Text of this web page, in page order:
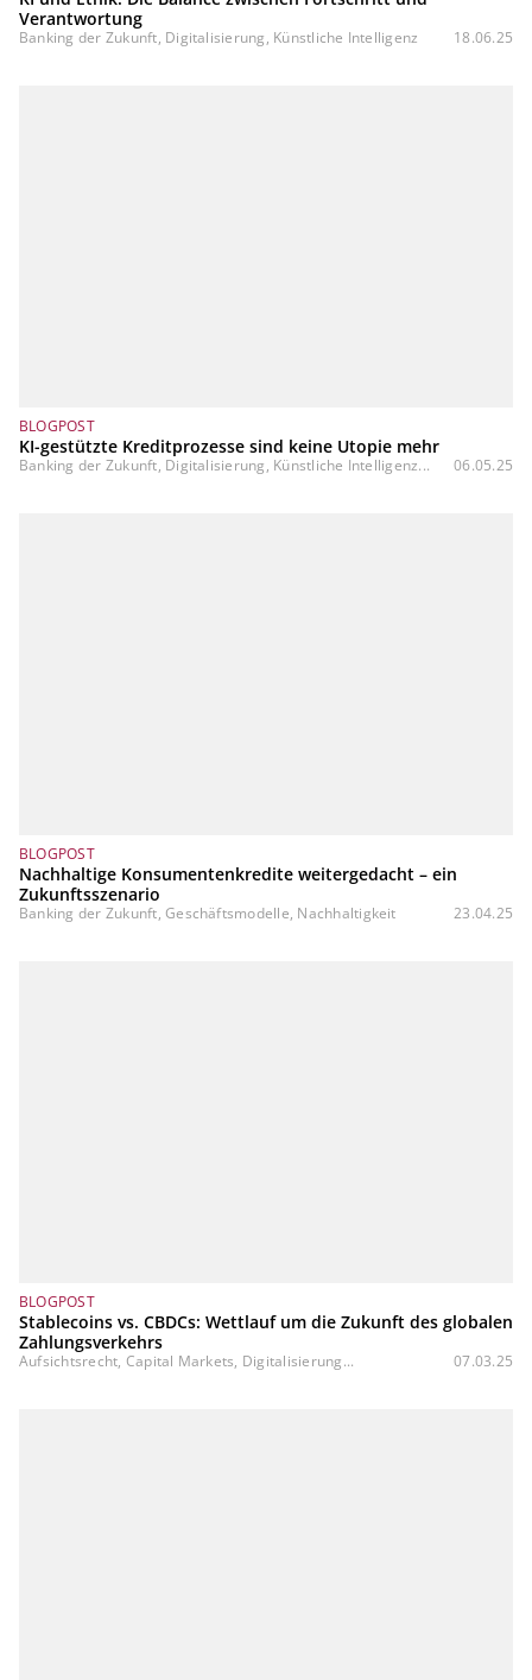
Verantwortung
Banking der Zukunft, Digitalisierung, Künstliche Intelligenz 18.06.25
BLOGPOST
KI-gestützte Kreditprozesse sind keine Utopie mehr
Banking der Zukunft, Digitalisierung, Künstliche Intelligenz... 06.05.25
BLOGPOST
Nachhaltige Konsumentenkredite weitergedacht – ein
Zukunftsszenario
Banking der Zukunft, Geschäftsmodelle, Nachhaltigkeit 23.04.25
BLOGPOST
Stablecoins vs. CBDCs: Wettlauf um die Zukunft des globalen
Zahlungsverkehrs
Aufsichtsrecht, Capital Markets, Digitalisierung... 07.03.25